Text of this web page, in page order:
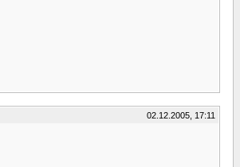
02.12.2005, 17:11